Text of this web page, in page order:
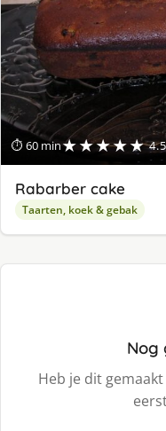
⏱ 60 min★★★★★
Rabarber cake
Taarten, koek & gebak
Nog
Heb je dit